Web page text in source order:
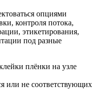
опциями
контроля потока,
этикетирования,
под разные
плёнки на узле
или не соответствующих